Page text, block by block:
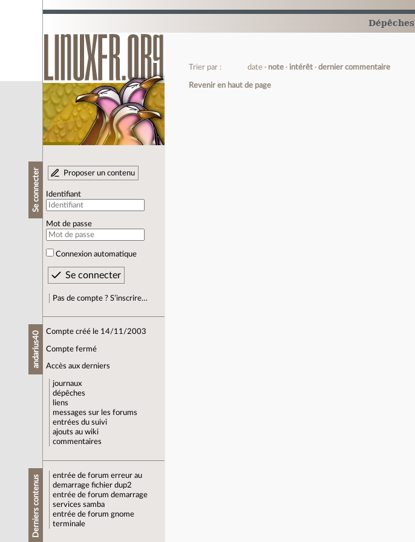
Dépêches
Se connecter Proposer un contenu
Identifiant
Mot de passe
Connexion automatique
Pas de compte ? S’inscrire…
andarius40 Compte créé le 14/11/2003
Compte fermé
Accès aux derniers
journaux
dépêches
liens
messages sur les forums
entrées du suivi
ajouts au wiki
commentaires
Derniers contenus entrée de forum erreur au
demarrage fichier dup2
entrée de forum demarrage
services samba
entrée de forum gnome
terminale
Trier par : date note intérêt dernier commentaire
Revenir en haut de page